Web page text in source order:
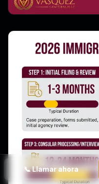
📞Llamar ahora